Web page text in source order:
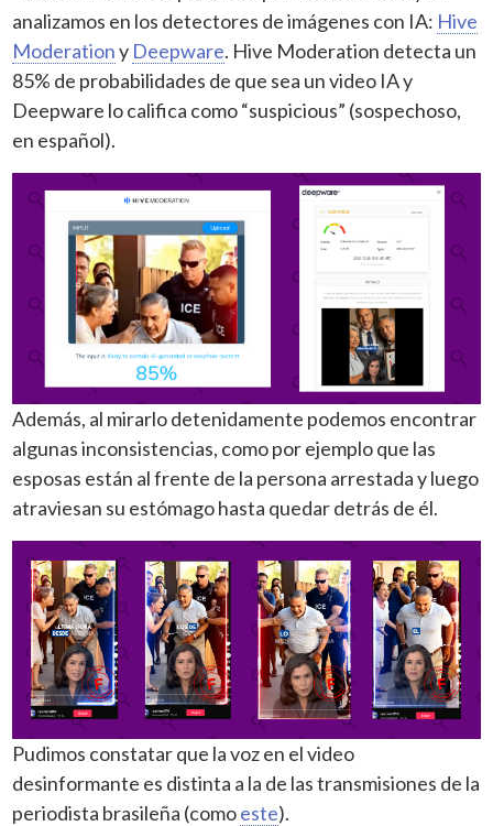
analizamos en los detectores de imágenes con IA: Hive
Moderationy Deepware. Hive Moderation detecta un
85% de probabilidades de que sea un video IA y
Deepware lo califica como “suspicious” (sospechoso,
en español).
Además, al mirarlo detenidamente podemos encontrar
algunas inconsistencias, como por ejemplo que las
esposas están al frente de la persona arrestada y luego
atraviesan su estómago hasta quedar detrás de él.
Pudimos constatar que la voz en el video
desinformante es distinta a la de las transmisiones de la
periodista brasileña (comoeste).